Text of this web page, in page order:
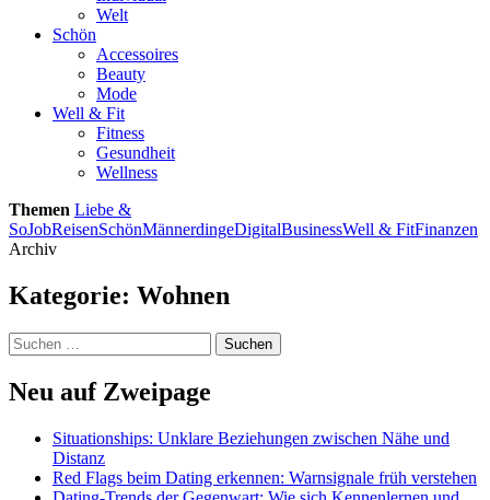
Welt
Schön
Accessoires
Beauty
Mode
Well & Fit
Fitness
Gesundheit
Wellness
Themen Liebe &
SoJobReisenSchönMännerdingeDigitalBusinessWell & FitFinanzen
Archiv
Kategorie: Wohnen
Suchen
nach:
Neu auf Zweipage
Situationships: Unklare Beziehungen zwischen Nähe und
Distanz
Red Flags beim Dating erkennen: Warnsignale früh verstehen